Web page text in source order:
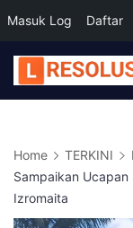
Masuk Log Daftar
Skip
to
Home TERKINI
Sampaikan
Izromaita